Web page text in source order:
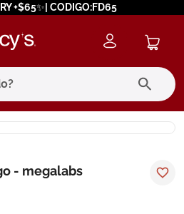
+$65✨| CODIGO:FD65
- megalabs